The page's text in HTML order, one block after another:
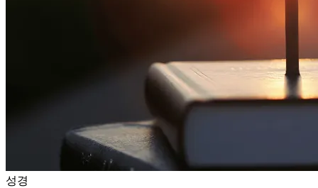
성경